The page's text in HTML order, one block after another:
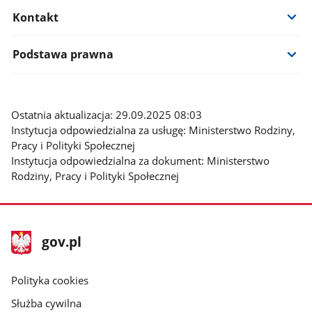
Kontakt
Podstawa prawna
Ostatnia aktualizacja: 29.09.2025 08:03
Instytucja odpowiedzialna za usługę: Ministerstwo Rodziny,
Pracy i Polityki Społecznej
Instytucja odpowiedzialna za dokument: Ministerstwo
Rodziny, Pracy i Polityki Społecznej
stopka
gov.pl
Strona
gov.pl
gov.pl
Polityka cookies
Służba cywilna